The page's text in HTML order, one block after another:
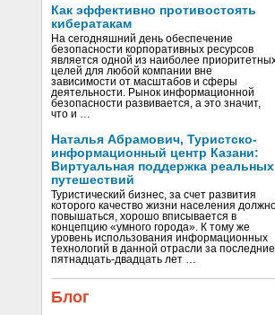
Как эффективно противостоять
кибератакам
На сегодняшний день обеспечение
безопасности корпоративных ресурсов
является одной из наиболее
целей для любой компании вне
зависимости от масштабов и сферы
деятельности. Рынок информационной
безопасности развивается, а это значит,
что и …
Наталья Абрамович, Туристско-
информационный центр Казани:
Виртуальная поддержка реальных
путешествий
Туристический бизнес, за счет развития
которого качество жизни населения
повышаться, хорошо вписывается в
концепцию «умного города». К тому же
уровень использования информационных
технологий в данной отрасли за последние
пятнадцать-двадцать лет …
Блог